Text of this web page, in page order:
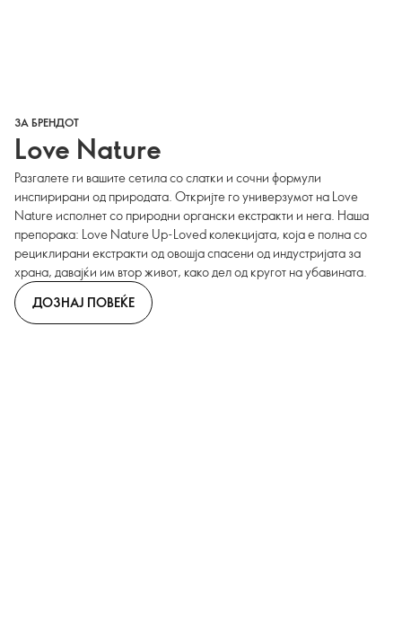
ЗА БРЕНДОТ
Love Nature
Разгалете ги вашите сетила со слатки и сочни формули
инспирирани од природата. Откријте го универзумот на Love
Nature исполнет со природни органски екстракти и нега. Наша
препорака: Love Nature Up-Loved колекцијата, која е полна со
рециклирани екстракти од овошја спасени од индустријата за
храна, давајќи им втор живот, како дел од кругот на убавината.
ДОЗНАЈ ПОВЕЌЕ